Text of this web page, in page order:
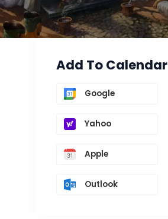
Add To Calendar
Google
Yahoo
Apple
Outlook